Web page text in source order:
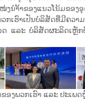
ໜ່ງນຳ້້າຂອງແນວໂນ້ມຂ
ກເຮົາເປັນບໍລິສັດທີ່ມີຄວາ
ແລະ ບໍລິສັດຜະລິດເຫຼັກ
ອງພວກເຮົາ ແລະ ປະເພດ